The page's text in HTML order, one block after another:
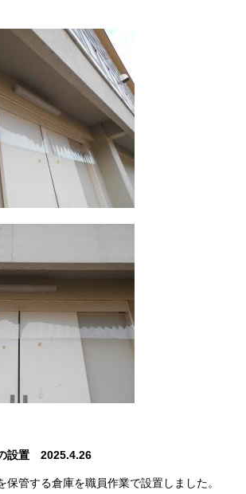
設置 2025.4.26
保管する倉庫を職員作業で設置しました。